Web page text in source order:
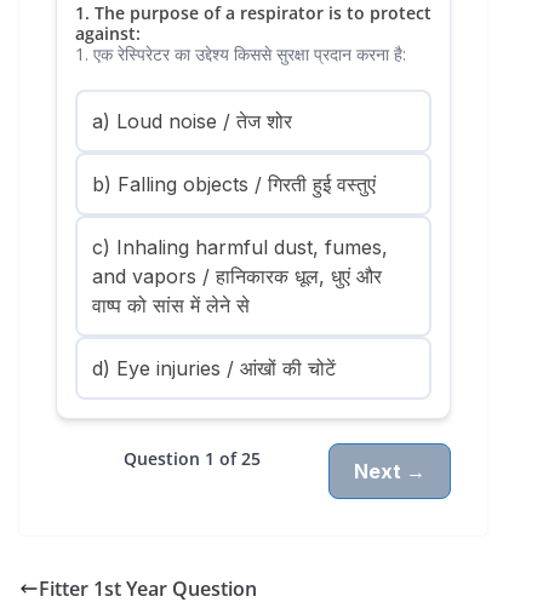
1. The purpose of a respirator is to protect
against:
1. एक रेस्पिरेटर का उद्देश्य किससे सुरक्षा प्रदान करना है:
a) Loud noise / तेज शोर
b) Falling objects / गिरती हुई वस्तुएं
c) Inhaling harmful dust, fumes,
and vapors / हानिकारक धूल, धुएं और
वाष्प को सांस में लेने से
d) Eye injuries / आंखों की चोटें
Question 1 of 25
Next →
Fitter 1st Year Question